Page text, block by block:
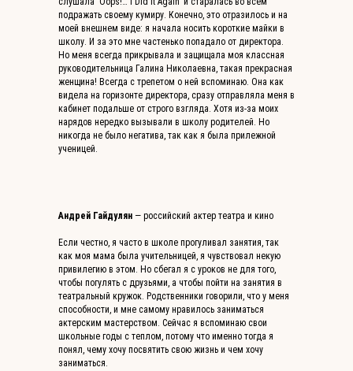
подражать своему кумиру. Конечно, это отразилось и на
моей внешнем виде: я начала носить короткие майки в
школу. И за это мне частенько попадало от директора.
Но меня всегда прикрывала и защищала моя классная
руководительница Галина Николаевна, такая прекрасная
женщина! Всегда с трепетом о ней вспоминаю. Она как
видела на горизонте директора, сразу отправляла меня в
кабинет подальше от строго взгляда. Хотя из-за моих
нарядов нередко вызывали в школу родителей. Но
никогда не было негатива, так как я была прилежной
ученицей.
Андрей Гайдулян — российский актер театра и кино
Если честно, я часто в школе прогуливал занятия, так
как моя мама была учительницей, я чувствовал некую
привилегию в этом. Но сбегал я с уроков не для того,
чтобы погулять с друзьями, а чтобы пойти на занятия в
театральный кружок. Родственники говорили, что у меня
способности, и мне самому нравилось заниматься
актерским мастерством. Сейчас я вспоминаю свои
школьные годы с теплом, потому что именно тогда я
понял, чему хочу посвятить свою жизнь и чем хочу
заниматься.